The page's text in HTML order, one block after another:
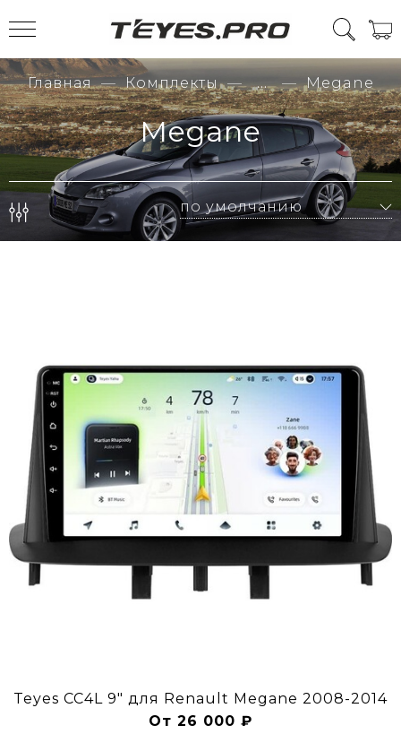
Главная Комплекты ... Megane
Megane
Teyes CC4L 9" для Renault Megane 2008-2014
От 26 000 ₽